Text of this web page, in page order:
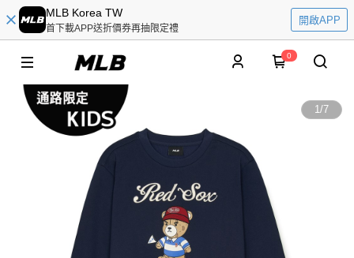
MLB Korea TW
首下載APP送折價券再抽限定禮
開啟APP
0
1/7